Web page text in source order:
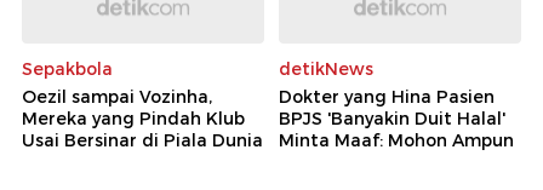
Sepakbola
Oezil sampai Vozinha,
Mereka yang Pindah Klub
Usai Bersinar di Piala Dunia
detikNews
Dokter yang Hina Pasien
BPJS 'Banyakin Duit Halal'
Minta Maaf: Mohon Ampun